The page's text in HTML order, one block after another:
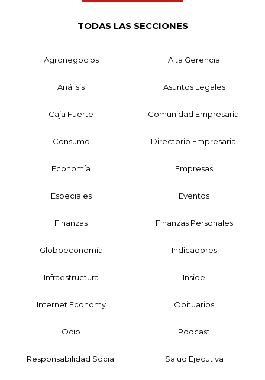
TODAS LAS SECCIONES
Agronegocios Alta Gerencia
Análisis Asuntos Legales
Caja Fuerte Comunidad Empresarial
Consumo Directorio Empresarial
Economía Empresas
Especiales Eventos
Finanzas Finanzas Personales
Globoeconomía Indicadores
Infraestructura Inside
Internet Economy Obituarios
Ocio Podcast
Responsabilidad Social Salud Ejecutiva